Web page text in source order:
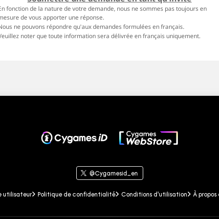
fonction de la nature de votre demande, nous ne sommes pas toujours en
de vous apporter une réponse.
ne pouvons répondre qu'aux demandes formulées en français.
noter que toute information sera délivrée en français uniquement.
@Cygamesid_en
utilisateur Politique de confidentialité Conditions d'utilisation À propos